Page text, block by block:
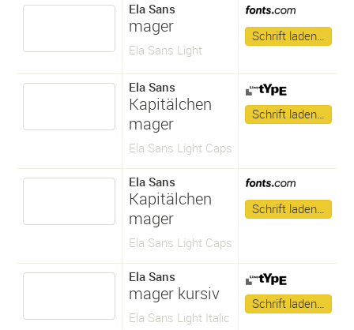
Ela Sans
mager
Ela Sans Light
Schrift laden…
Ela Sans
Kapitälchen
mager
Ela Sans Light Caps
Schrift laden…
Ela Sans
Kapitälchen
mager
Ela Sans Light Caps
Schrift laden…
Ela Sans
mager kursiv
Ela Sans Light Italic
Schrift laden…